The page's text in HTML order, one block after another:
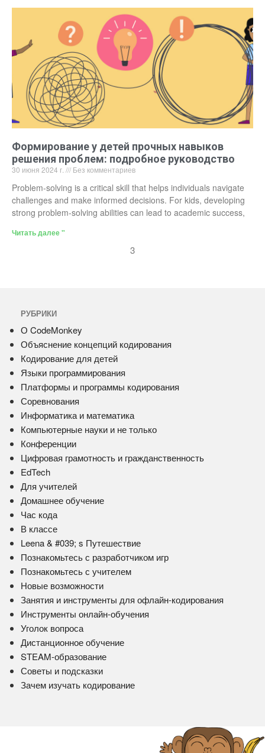
Формирование у детей прочных навыков
решения проблем: подробное руководство
30 июня 2024 г. Без комментариев
Problem-solving is a critical skill that helps individuals navigate
challenges and make informed decisions. For kids, developing
strong problem-solving abilities can lead to academic success,
Читать далее "
3
РУБРИКИ
О CodeMonkey
Объяснение концепций кодирования
Кодирование для детей
Языки программирования
Платформы и программы кодирования
Соревнования
Информатика и математика
Компьютерные науки и не только
Конференции
Цифровая грамотность и гражданственность
EdTech
Для учителей
Домашнее обучение
Час кода
В классе
Leena & #039; s Путешествие
Познакомьтесь с разработчиком игр
Познакомьтесь с учителем
Новые возможности
Занятия и инструменты для офлайн-кодирования
Инструменты онлайн-обучения
Уголок вопроса
Дистанционное обучение
STEAM-образование
Советы и подсказки
Зачем изучать кодирование